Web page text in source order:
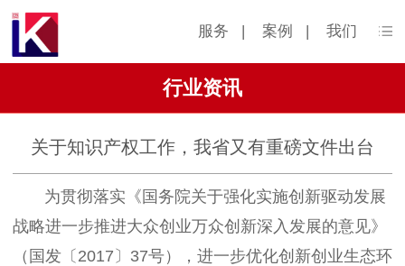
服务 | 案例 | 我们
行业资讯
关于知识产权工作，我省又有重磅文件出台
为贯彻落实《国务院关于强化实施创新驱动发展
战略进一步推进大众创业万众创新深入发展的意见》
（国发〔2017〕37号），进一步优化创新创业生态环